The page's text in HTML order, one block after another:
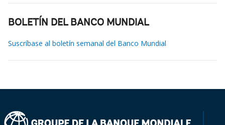
BOLETÍN DEL BANCO MUNDIAL
Suscríbase al boletín semanal del Banco Mundial